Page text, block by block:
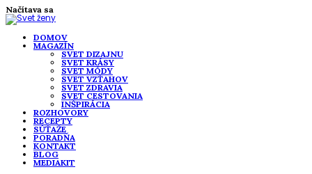
Načítava sa
DOMOV
MAGAZÍN
SVET DIZAJNU
SVET KRÁSY
SVET MÓDY
SVET VZŤAHOV
SVET ZDRAVIA
SVET CESTOVANIA
INŠPIRÁCIA
ROZHOVORY
RECEPTY
SÚŤAŽE
PORADŇA
KONTAKT
BLOG
MEDIAKIT